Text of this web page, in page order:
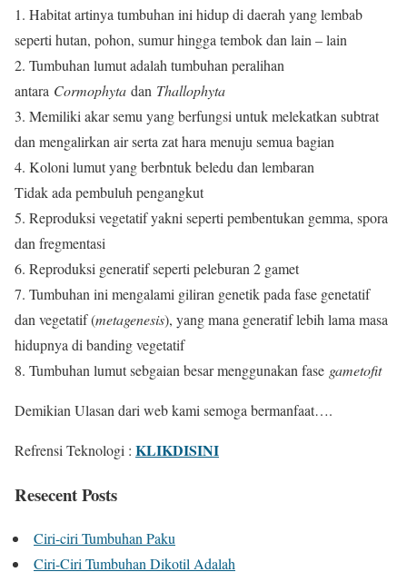
1. Habitat artinya tumbuhan ini hidup di daerah yang lembab
seperti hutan, pohon, sumur hingga tembok dan lain – lain
2. Tumbuhan lumut adalah tumbuhan peralihan
antara Cormophyta dan Thallophyta
3. Memiliki akar semu yang berfungsi untuk melekatkan subtrat
dan mengalirkan air serta zat hara menuju semua bagian
4. Koloni lumut yang berbntuk beledu dan lembaran
Tidak ada pembuluh pengangkut
5. Reproduksi vegetatif yakni seperti pembentukan gemma, spora
dan fregmentasi
6. Reproduksi generatif seperti peleburan 2 gamet
7. Tumbuhan ini mengalami giliran genetik pada fase genetatif
dan vegetatif (metagenesis), yang mana generatif lebih lama masa
hidupnya di banding vegetatif
8. Tumbuhan lumut sebgaian besar menggunakan fase gametofit
Demikian Ulasan dari web kami semoga bermanfaat….
Refrensi Teknologi : KLIKDISINI
Resecent Posts
Ciri-ciri Tumbuhan Paku
Ciri-Ciri Tumbuhan Dikotil Adalah